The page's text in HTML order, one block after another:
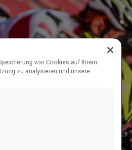
von Cookies auf Ihrem
zu analysieren und unsere